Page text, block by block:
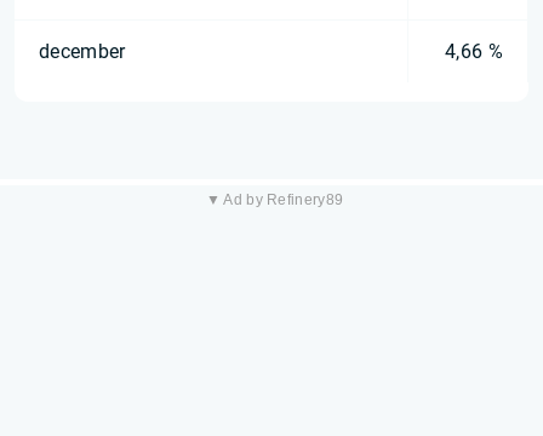
december 4,66 %
▼ Ad by Refinery89